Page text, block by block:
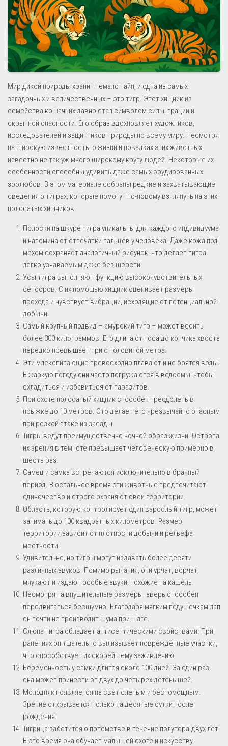
Мир дикой природы хранит немало тайн, и одна из самых
загадочных и величественных – это тигр. Этот хищник из
семейства кошачьих давно стал символом силы, грации и
скрытной опасности. Его образ вдохновляет художников,
исследователей и защитников природы по всему миру. Несмотря
на широкую известность, о жизни и повадках этих животных
известно не так уж много широкому кругу людей. Некоторые их
особенности способны удивить даже самых эрудированных
зоолюбов. В этом материале собраны редкие и захватывающие
сведения о тиграх, которые помогут по-новому взглянуть на этих
полосатых хищников.
Полоски на шкуре тигра уникальны для каждого индивидуума
и напоминают отпечатки пальцев у человека. Даже кожа под
мехом сохраняет аналогичный рисунок, что делает тигра
легко узнаваемым даже без шерсти.
Усы тигра выполняют функцию высокочувствительных
сенсоров. С их помощью хищник оценивает размеры
прохода и чувствует вибрации, исходящие от потенциальной
добычи.
Самый крупный подвид – амурский тигр – может весить
более 300 килограммов. Его длина от носа до кончика хвоста
нередко превышает три с половиной метра.
Эти млекопитающие превосходно плавают и не боятся воды.
В жаркую погоду они часто погружаются в водоёмы, чтобы
охладиться и избавиться от паразитов.
При охоте полосатый хищник способен преодолеть в
прыжке до 10 метров. Это делает его чрезвычайно опасным
при резкой атаке из засады.
Тигры ведут преимущественно ночной образ жизни. Острота
их зрения в темноте превышает человеческую примерно в
шесть раз.
Самец и самка встречаются исключительно в брачный
период. В остальное время эти животные предпочитают
одиночество и строго охраняют свои территории.
Область, которую контролирует один взрослый тигр, может
занимать до 100 квадратных километров. Размер
территории зависит от плотности добычи и рельефа
местности.
Удивительно, но тигры могут издавать более десяти
различных звуков. Помимо рычания, они урчат, ворчат,
мяукают и издают особые звуки, похожие на кашель.
Несмотря на внушительные размеры, зверь способен
передвигаться бесшумно. Благодаря мягким подушечкам лап
он почти не производит шума при шаге.
Слюна тигра обладает антисептическими свойствами. При
ранениях он тщательно вылизывает повреждённые участки,
что способствует их скорейшему заживлению.
Беременность у самки длится около 100 дней. За один раз
она может принести от двух до четырёх детёнышей.
Молодняк появляется на свет слепым и беспомощным.
Зрение открывается только на десятые сутки после
рождения.
Тигрица заботится о потомстве в течение полутора-двух лет.
В это время она обучает малышей охоте и искусству